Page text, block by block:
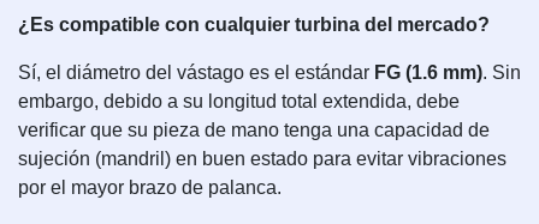
¿Es compatible con cualquier turbina del mercado?
Sí, el diámetro del vástago es el estándar FG (1.6 mm). Sin
embargo, debido a su longitud total extendida, debe
verificar que su pieza de mano tenga una capacidad de
sujeción (mandril) en buen estado para evitar vibraciones
por el mayor brazo de palanca.